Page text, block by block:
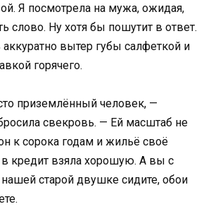
Я посмотрела на мужа, ожидая,
слово. Ну хотя бы пошутит в ответ.
вытер губы салфеткой и
горячего.
приземлённый человек, —
свекровь. — Ей масштаб не
к сорока годам и жильё своё
кредит взяла хорошую. А вы с
старой двушке сидите, обои